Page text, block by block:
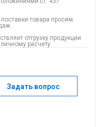
товара просим
отгрузку продукции
расчету.
Задать вопрос